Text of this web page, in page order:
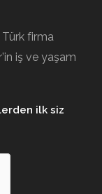
Türk firma
iş ve yaşam
ilk siz